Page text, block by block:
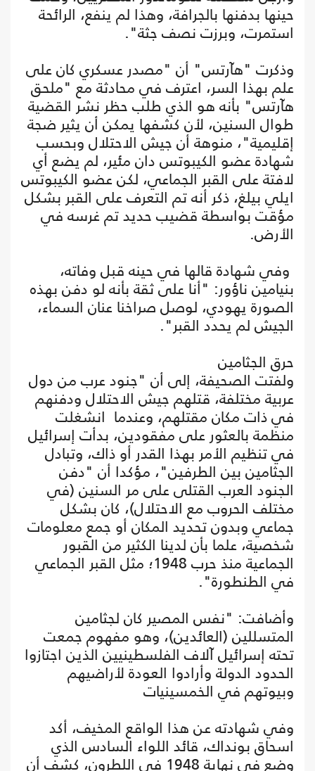
حينها بدفنها بالجرافة، وهذا لم ينفع، الرائحة
استمرت، وبرزت نصف جثة".
وذكرت "هآرتس" أن "مصدر عسكري كان على
علم بهذا السر، اعترف في محادثة مع "ملحق
هآرتس" بأنه هو الذي طلب حظر نشر القضية
طوال السنين، لأن كشفها يمكن أن يثير ضجة
إقليمية"، منوهة أن جيش الاحتلال وبحسب
شهادة عضو الكيبوتس دان مئير، لم يضع أي
لافتة على القبر الجماعي، لكن عضو الكيبوتس
ايلي بيلغ، ذكر أنه تم التعرف على القبر بشكل
مؤقت بواسطة قضيب حديد تم غرسه في
الأرض.
وفي شهادة قالها في حينه قبل وفاته،
بنيامين ناؤور: "أنا على ثقة بأنه لو دفن بهذه
الصورة يهودي، لوصل صراخنا عنان السماء،
الجيش لم يحدد القبر".
حرق الجثامين
ولفتت الصحيفة، إلى أن "جنود عرب من دول
عربية مختلفة، قتلهم جيش الاحتلال ودفنهم
في ذات مكان مقتلهم، وعندما انشغلت
منظمة بالعثور على مفقودين، بدأت إسرائيل
في تنظيم الأمر بهذا القدر أو ذاك، وتبادل
الجثامين بين الطرفين"، مؤكدا أن "دفن
الجنود العرب القتلى على مر السنين (في
مختلف الحروب مع الاحتلال)، كان بشكل
جماعي وبدون تحديد المكان أو جمع معلومات
شخصية، علما بأن لدينا الكثير من القبور
الجماعية منذ حرب 1948؛ مثل القبر الجماعي
في الطنطورة".
وأضافت: "نفس المصير كان لجثامين
المتسللين (العائدين)، وهو مفهوم جمعت
تحته إسرائيل آلاف الفلسطينيين الذين اجتازوا
الحدود الدولة وأرادوا العودة لأراضيهم
وبيوتهم في الخمسينيات
وفي شهادته عن هذا الواقع المخيف، أكد
اسحاق بونداك، قائد اللواء السادس الذي
وضع في نهاية 1948 في اللطرون، كشف أن